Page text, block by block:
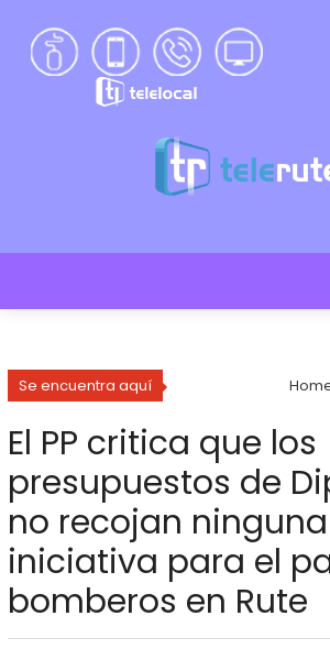
Se encuentra aquí
El PP critica que los
presupuestos de
no recojan ninguna
iniciativa para el
bomberos en Rute